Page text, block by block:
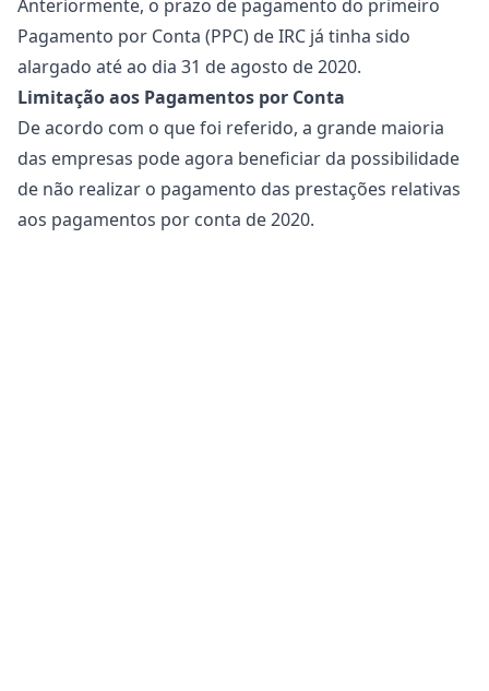
Anteriormente, o prazo de pagamento do primeiro
Pagamento por Conta (PPC) de IRC já tinha sido
alargado até ao dia 31 de agosto de 2020.
Limitação aos Pagamentos por Conta
De acordo com o que foi referido, a grande maioria
das empresas pode agora beneficiar da possibilidade
de não realizar o pagamento das prestações relativas
aos pagamentos por conta de 2020.